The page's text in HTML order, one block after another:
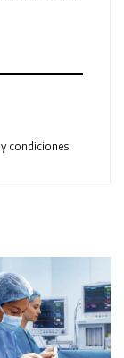
condiciones.